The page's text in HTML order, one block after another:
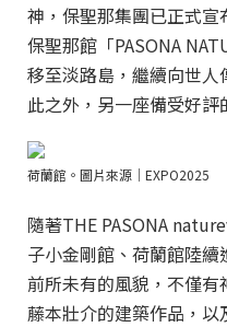
神，保聖那集團已正式
保聖那館「PASONA
移至淡路島，繼續向世
此之外，另一座備受好評
荷蘭館。圖片來源｜EXPO2025
隨著THE PASONA
子小金剛館、荷蘭館陸
前所未有的風貌，不僅
藤本壯介的建築作品，